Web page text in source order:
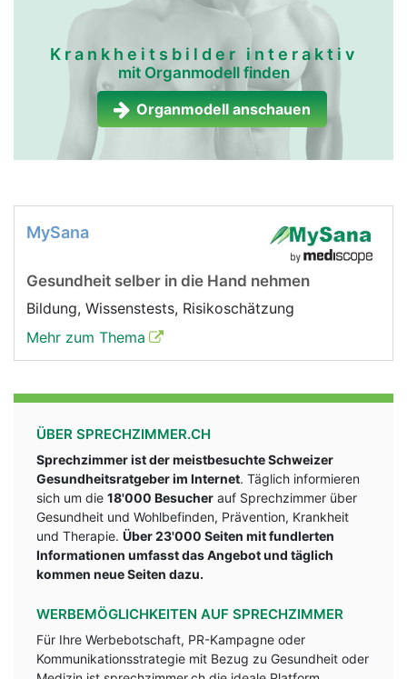
Krankheitsbilder interaktiv
mit Organmodell finden
Organmodell anschauen
MySana
Gesundheit selber in die Hand nehmen
Bildung, Wissenstests, Risikoschätzung
Mehr zum Thema
ÜBER SPRECHZIMMER.CH
Sprechzimmer ist der meistbesuchte Schweizer
Gesundheitsratgeber im Internet. Täglich informieren
sich um die 18'000 Besucher auf Sprechzimmer über
Gesundheit und Wohlbefinden, Prävention, Krankheit
und Therapie. Über 23'000 Seiten mit fundlerten
Informationen umfasst das Angebot und täglich
kommen neue Seiten dazu.
WERBEMÖGLICHKEITEN AUF SPRECHZIMMER
Für Ihre Werbebotschaft, PR-Kampagne oder
Kommunikationsstrategie mit Bezug zu Gesundheit oder